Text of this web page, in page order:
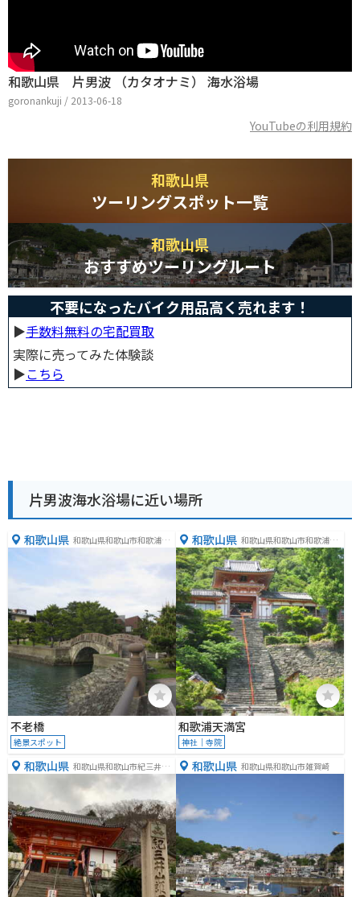
和歌山県 片男波 （カタオナミ） 海水浴場
goronankuji / 2013-06-18
YouTubeの利用規約
和歌山県
ツーリングスポット一覧
和歌山県
おすすめツーリングルート
不要になったバイク用品高く売れます！
▶︎手数料無料の宅配買取
実際に売ってみた体験談
▶︎こちら
片男波海水浴場に近い場所
和歌山県 和歌山県和歌山市和歌浦南
不老橋
絶景スポット
和歌山県 和歌山県和歌山市和歌浦西
２丁目１−２４
和歌浦天満宮
神社｜寺院
和歌山県 和歌山県和歌山市紀三井寺
和歌山県 和歌山県和歌山市雑賀崎